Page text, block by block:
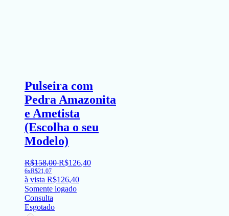
Pulseira com
Pedra Amazonita
e Ametista
(Escolha o seu
Modelo)
R$158,00 R$126,40
6xR$21,07
à vista R$126,40
Somente logado
Consulta
Esgotado